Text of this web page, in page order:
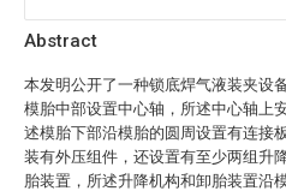
Abstract
本发明公开了一种锁底焊气液装夹设
模胎中部设置中心轴，所述中心轴上
述模胎下部沿模胎的圆周设置有连接
装有外压组件，还设置有至少两组升
胎装置，所述升降机构和卸胎装置沿